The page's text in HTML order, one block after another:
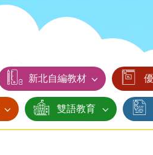
新北自編教材
雙語教育